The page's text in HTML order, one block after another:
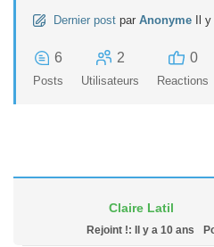
Dernier post par Anonyme Il
6
Posts
2
Utilisateurs
0
Reactions
Claire Latil
Rejoint !: Il y a 10 ans